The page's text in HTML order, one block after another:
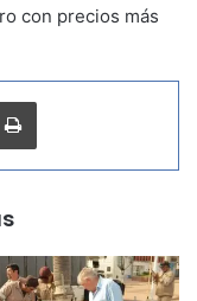
con precios más